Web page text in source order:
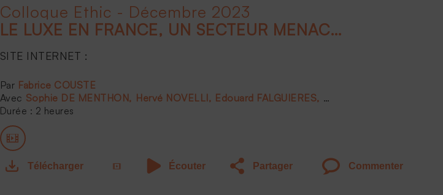
Colloque Ethic - Décembre 2023
LE LUXE EN FRANCE, UN SECTEUR MENACÉ ?
SITE INTERNET :
Fabrice COUSTE
Sophie DE MENTHON
Hervé NOVELLI Edouard FALGUIERES Joëlle DE
Durée : 2 heures
Télécharger Écouter Partager Commenter